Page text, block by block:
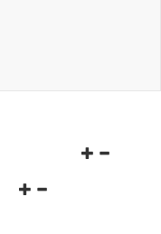
Navigationsmenü